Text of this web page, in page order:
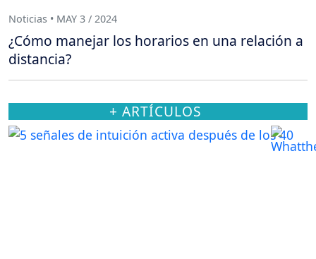
Noticias • MAY 3 / 2024
¿Cómo manejar los horarios en una relación a
distancia?
+ ARTÍCULOS